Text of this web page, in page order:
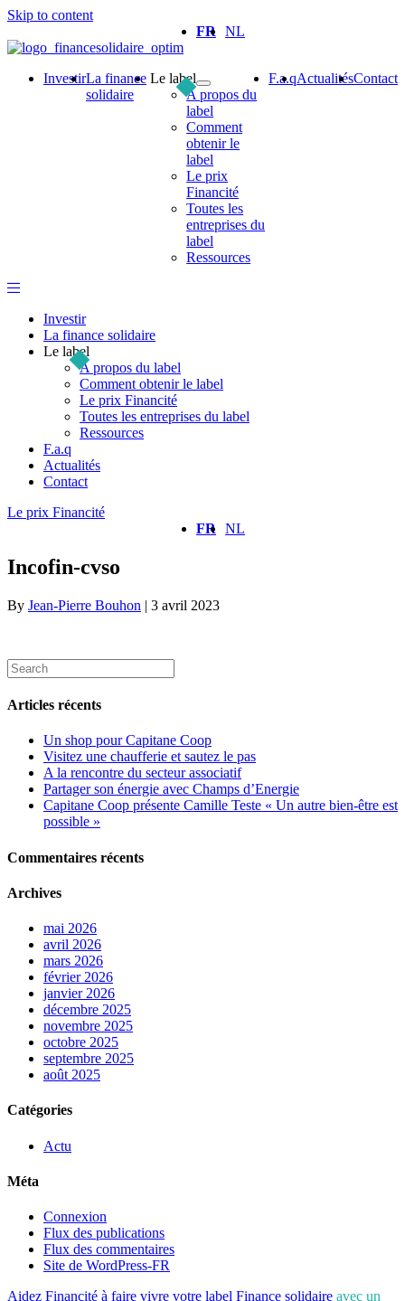
Skip to content
FR
NL
InvestirLa finance
solidaire
Le label
A propos du
label
Comment
obtenir le
label
Le prix
Financité
Toutes les
entreprises du
label
Ressources
F.a.qActualitésContact
Investir
La finance solidaire
Le label
A propos du label
Comment obtenir le label
Le prix Financité
Toutes les entreprises du label
Ressources
F.a.q
Actualités
Contact
Le prix Financité
FR
NL
Incofin-cvso
By Jean-Pierre Bouhon | 3 avril 2023
Articles récents
Un shop pour Capitane Coop
Visitez une chaufferie et sautez le pas
A la rencontre du secteur associatif
Partager son énergie avec Champs d’Energie
Capitane Coop présente Camille Teste « Un autre bien-être est
possible »
Commentaires récents
Archives
mai 2026
avril 2026
mars 2026
février 2026
janvier 2026
décembre 2025
novembre 2025
octobre 2025
septembre 2025
août 2025
Catégories
Actu
Méta
Connexion
Flux des publications
Flux des commentaires
Site de WordPress-FR
Aidez Financité à faire vivre votre label Finance solidaire avec un